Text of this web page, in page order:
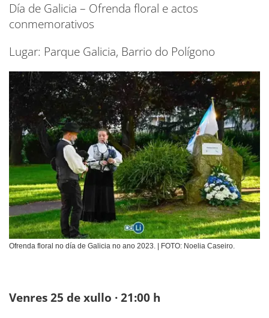
Día de Galicia – Ofrenda floral e actos
conmemorativos
Lugar: Parque Galicia, Barrio do Polígono
Ofrenda floral no día de Galicia no ano 2023. | FOTO: Noelia Caseiro.
Venres 25 de xullo · 21:00 h